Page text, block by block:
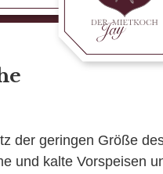
der geringen Größe
und kalte Vorspeisen